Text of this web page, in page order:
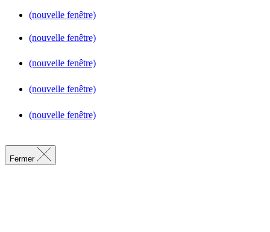
(nouvelle fenêtre)
(nouvelle fenêtre)
(nouvelle fenêtre)
(nouvelle fenêtre)
(nouvelle fenêtre)
Fermer